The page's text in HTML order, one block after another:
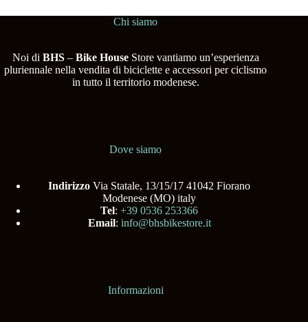
Chi siamo
Noi di BHS– Bike HouseStore vantiamo un’esperienza
pluriennale nella vendita di biciclette e accessori per ciclismo
in tutto il territorio modenese.
Dove siamo
Indirizzo Via Statale, 13/15/17 41042 Fiorano
Modenese (MO) italy
Tel:+39 0536 253366
Email: info@bhsbikestore.it
Informazioni